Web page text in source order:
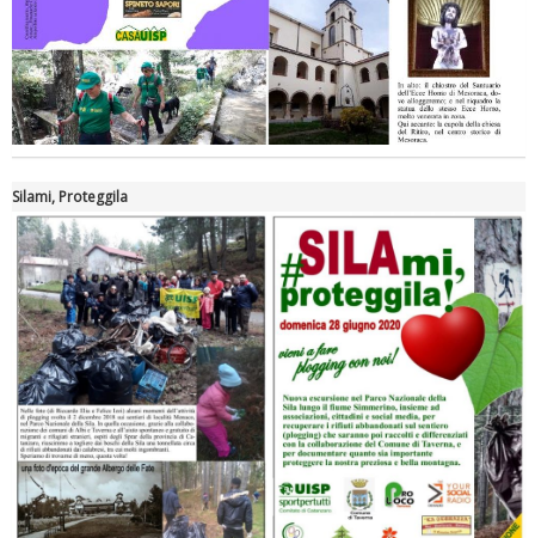
Tiziano Pesce nel Cda di Fondazione Terzjus: prima riunione a
Roma
Silami, Proteggila